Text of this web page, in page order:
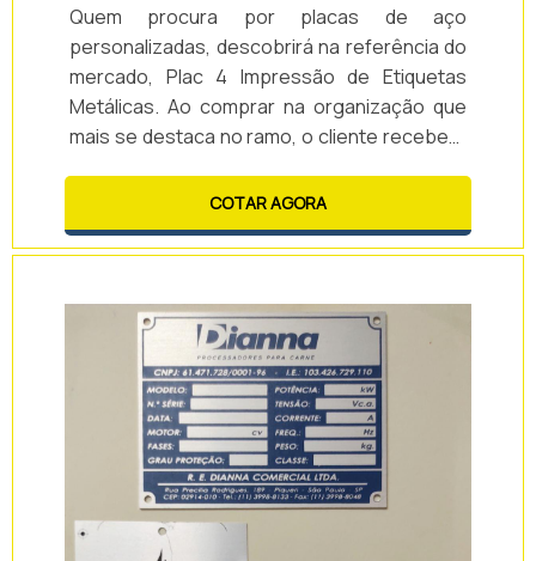
Quem procura por placas de aço
personalizadas, descobrirá na referência do
mercado, Plac 4 Impressão de Etiquetas
Metálicas. Ao comprar na organização que
mais se destaca no ramo, o cliente receberá
garantia de adquirir produtos que solucionem
qualquer demanda.Quando o tema é placas
de aço personalizadas, com a Plac 4
obterá assertividade e comprometimento ...
COTAR AGORA